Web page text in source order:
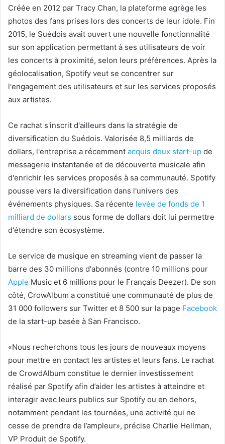
Créée en 2012 par Tracy Chan, la plateforme agrège les
photos des fans prises lors des concerts de leur idole. Fin
2015, le Suédois avait ouvert une nouvelle fonctionnalité
sur son application permettant à ses utilisateurs de voir
les concerts à proximité, selon leurs préférences. Après la
géolocalisation, Spotify veut se concentrer sur
l'engagement des utilisateurs et sur les services proposés
aux artistes.
Ce rachat s'inscrit d'ailleurs dans la stratégie de
diversification du Suédois. Valorisée 8,5 milliards de
dollars, l'entreprise a récemment acquis deux start-up de
messagerie instantanée et de découverte musicale afin
d'enrichir les services proposés à sa communauté. Spotify
pousse vers la diversification dans l'univers des
événements physiques. Sa récente levée de fonds de 1
milliard de dollars sous forme de dollars doit lui permettre
d'étendre son écosystème.
Le service de musique en streaming vient de passer la
barre des 30 millions d'abonnés (contre 10 millions pour
Apple Music et 6 millions pour le Français Deezer). De son
côté, CrowAlbum a constitué une communauté de plus de
31 000 followers sur Twitter et 8 500 sur la page Facebook
de la start-up basée à San Francisco.
«Nous recherchons tous les jours de nouveaux moyens
pour mettre en contact les artistes et leurs fans. Le rachat
de CrowdAlbum constitue le dernier investissement
réalisé par Spotify afin d’aider les artistes à atteindre et
interagir avec leurs publics sur Spotify ou en dehors,
notamment pendant les tournées, une activité qui ne
cesse de prendre de l’ampleur», précise Charlie Hellman,
VP Produit de Spotify.